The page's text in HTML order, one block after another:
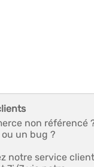
non référencé
un bug ?
notre service client